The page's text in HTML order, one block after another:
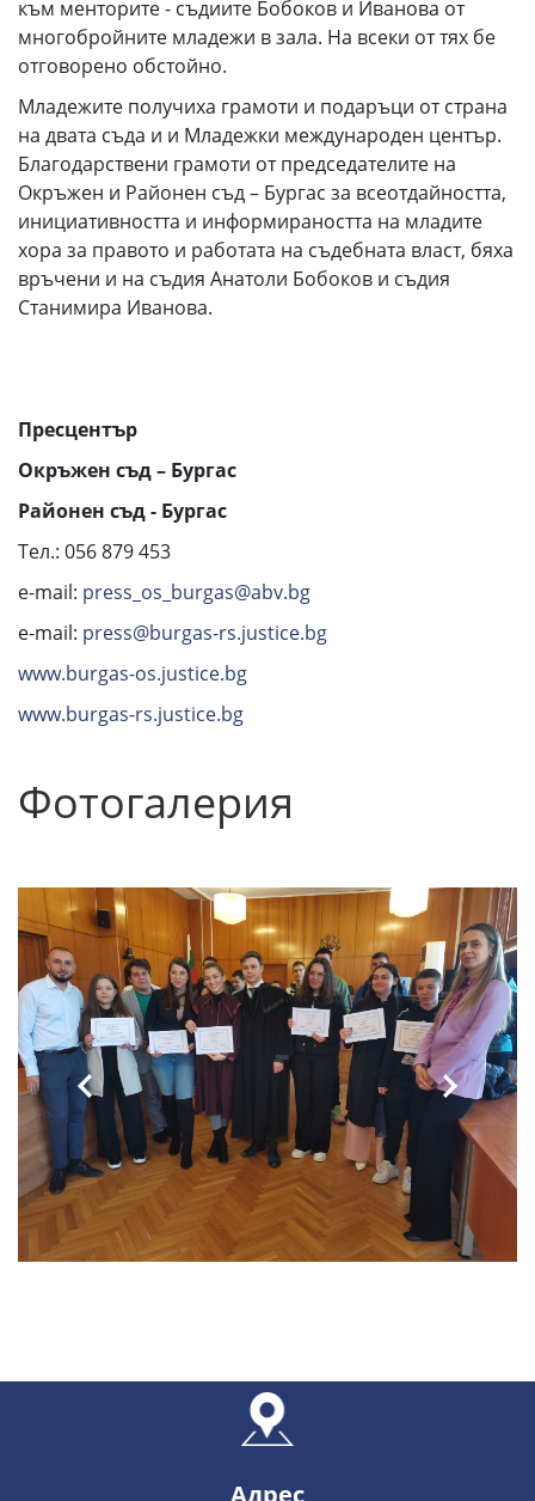
към менторите - съдиите Бобоков и Иванова от
многобройните младежи в зала. На всеки от тях бе
отговорено обстойно.
Младежите получиха грамоти и подаръци от страна
на двата съда и и Младежки международен център.
Благодарствени грамоти от председателите на
Окръжен и Районен съд – Бургас за всеотдайността,
инициативността и информираността на младите
хора за правото и работата на съдебната власт, бяха
връчени и на съдия Анатоли Бобоков и съдия
Станимира Иванова.
Пресцентър
Окръжен съд – Бургас
Районен съд - Бургас
Тел.: 056 879 453
e-mail: press_os_burgas@abv.bg
e-mail: press@burgas-rs.justice.bg
www.burgas-os.justice.bg
www.burgas-rs.justice.bg
Фотогалерия
Адрес